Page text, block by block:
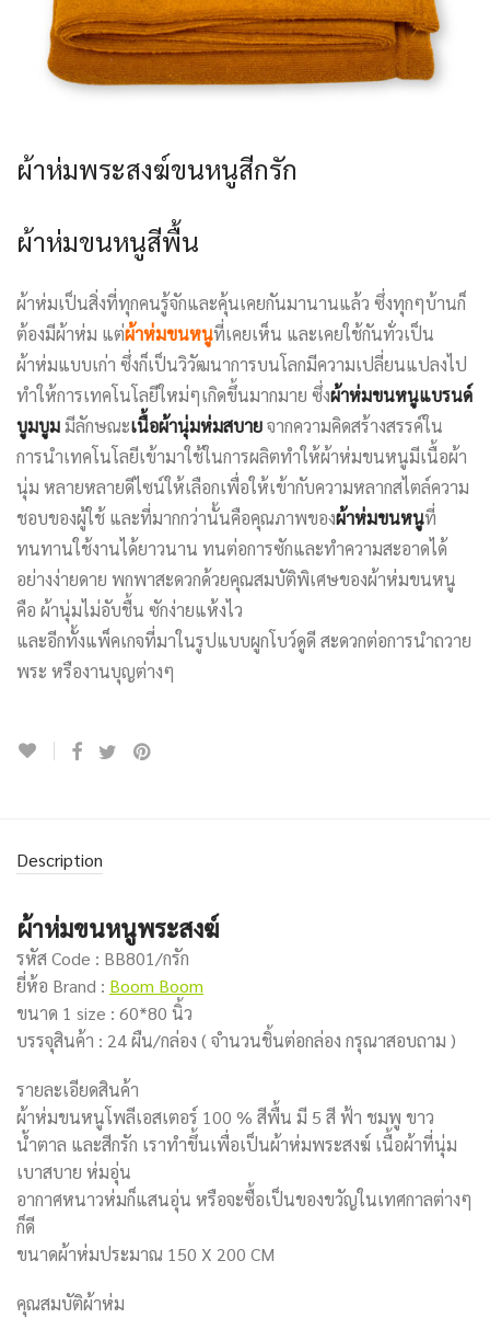
ผ้าห่มพระสงฆ์ขนหนูสีกรัก
ผ้าห่มขนหนูสีพื้น
ผ้าห่มเป็นสิ่งที่ทุกคนรู้จักและคุ้นเคยกันมานานแล้ว ซึ่งทุกๆบ้านก็
ต้องมีผ้าห่ม แต่ผ้าห่มขนหนูที่เคยเห็น และเคยใช้กันทั่วเป็น
ผ้าห่มแบบเก่า ซึ่งก็เป็นวิวัฒนาการบนโลกมีความเปลี่ยนแปลงไป
ทำให้การเทคโนโลยีใหม่ๆเกิดขึ้นมากมาย ซึ่งผ้าห่มขนหนูแบรนด์
บูมบูมมีลักษณะเนื้อผ้านุ่มห่มสบายจากความคิดสร้างสรรค์ใน
การนำเทคโนโลยีเข้ามาใช้ในการผลิตทำให้ผ้าห่มขนหนูมีเนื้อผ้า
นุ่ม หลายหลายดีไซน์ให้เลือกเพื่อให้เข้ากับความหลากสไตล์ความ
ชอบของผู้ใช้ และที่มากกว่านั้นคือคุณภาพของผ้าห่มขนหนูที่
ทนทานใช้งานได้ยาวนาน ทนต่อการซักและทำความสะอาดได้
อย่างง่ายดาย พกพาสะดวกด้วยคุณสมบัติพิเศษของผ้าห่มขนหนู
คือ ผ้านุ่มไม่อับชื้น ซักง่ายแห้งไว
และอีกทั้งแพ็คเกจที่มาในรูปแบบผูกโบว์ดูดี สะดวกต่อการนำถวาย
พระ หรืองานบุญต่างๆ
Description
ผ้าห่มขนหนูพระสงฆ์
รหัส Code : BB801/กรัก
ยี่ห้อ Brand : Boom Boom
ขนาด 1 size : 60*80 นิ้ว
บรรจุสินค้า : 24 ผืน/กล่อง ( จำนวนชิ้นต่อกล่อง กรุณาสอบถาม )
รายละเอียดสินค้า
ผ้าห่มขนหนูโพลีเอสเตอร์ 100 % สีพื้น มี 5 สี ฟ้า ชมพู ขาว
น้ำตาล และสีกรัก เราทำขึ้นเพื่อเป็นผ้าห่มพระสงฆ์ เนื้อผ้าที่นุ่ม
เบาสบาย ห่มอุ่น
อากาศหนาวห่มก็แสนอุ่น หรือจะซื้อเป็นของขวัญในเทศกาลต่างๆ
ก็ดี
ขนาดผ้าห่มประมาณ 150 X 200 CM
คุณสมบัติผ้าห่ม